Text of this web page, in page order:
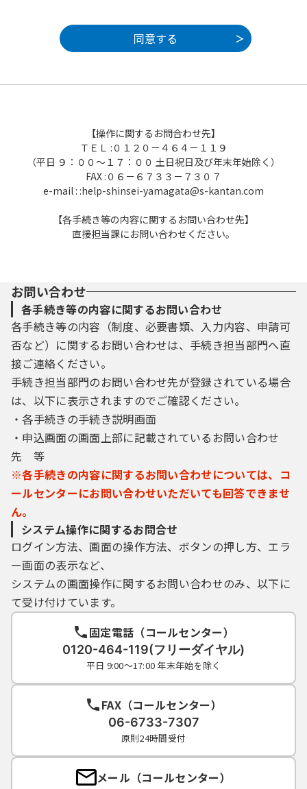
約に同意したものとみなします。また何らか
の理由により、規約に同意いただけない場合
この規約は、「やまがたｅ申請」を利用す
る場合に必要な事項について定めています。
規約は、「やまがたｅ申請」を利用する場
合に必要な事項について定めています。
（２） 「やまがたｅ申請」
県及び県内市町村が所管する電子申請の手
続を、インターネットを介して受付処理する
サービスをいいます。
（３） 利用者
「やまがたｅ申請」を利用する個人または
法人等をいいます。
（４） 利用者ID
「やまがたｅ申請」を利用するために登録
する利用者を特定するための文字列をいいま
（５） 個人情報
「やまがたｅ申請」において取り扱う個人
に関する情報（当該情報に含まれる氏名、生
できるものをいう。）で、県及び県内市町村
が管理する文書または電磁的記録（電子的方
式、磁気的方式、その他人の知覚によっては
認識することができない方式で作られた記録
をいう。）に記録されたものを含みます。た
だし、法人その他の団体に関して記録された
情報に含まれる当該法人その他の団体の役員
に関する情報及び事業を営む個人の該当事業
に関する情報を除きます。
３ 利用環境
「やまがたｅ申請」は、インターネットの
利用を前提としたサービスであり、利用者
市町村は、その利用環境において、電子申請
【操作に関するお問合わせ先】
ＴＥＬ :０１２０－４６４－１１９
（平日 ９：００～１７：００ 土日祝日及び年末年始除く）
FAX :０６－６７３３－７３０７
e-mail : :help-shinsei-yamagata@s-kantan.com
【各手続き等の内容に関するお問い合わせ先】
直接担当課にお問い合わせください。
お問い合わせ
各手続き等の内容に関するお問い合わせ
各手続き等の内容（制度、必要書類、入力内容、申請可
否など）に関するお問い合わせは、手続き担当部門へ直
接ご連絡ください。
手続き担当部門のお問い合わせ先が登録されている場合
は、以下に表示されますのでご確認ください。
・各手続きの手続き説明画面
・申込画面の画面上部に記載されているお問い合わせ
先 等
※各手続きの内容に関するお問い合わせについては、コ
ールセンターにお問い合わせいただいても回答できませ
ん。
システム操作に関するお問合せ
ログイン方法、画面の操作方法、ボタンの押し方、エラ
ー画面の表示など、
システムの画面操作に関するお問い合わせのみ、以下に
て受け付けています。
固定電話（コールセンター）
0120-464-119(フリーダイヤル)
平日 9:00～17:00 年末年始を除く
FAX（コールセンター）
06-6733-7307
原則24時間受付
メール（コールセンター）